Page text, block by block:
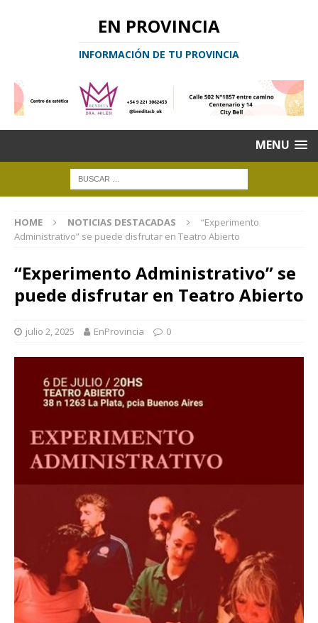
EN PROVINCIA
INFORMACIÓN DE TU PROVINCIA
MENU
HOME NOTICIAS DESTACADAS
“Experimento
Administrativo” se puede disfrutar en Teatro Abierto
“Experimento Administrativo” se
puede disfrutar en Teatro Abierto
julio 2, 2025 EnProvincia 0